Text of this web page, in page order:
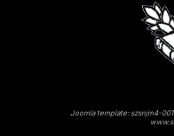
Joomla template: szsnjm4-